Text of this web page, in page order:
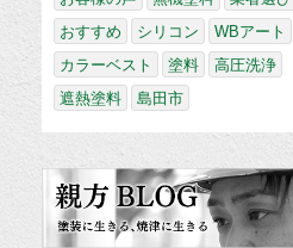
おすすめ
シリコン
WBアート
カラーベスト
塗料
高圧洗浄
遮熱塗料
島田市